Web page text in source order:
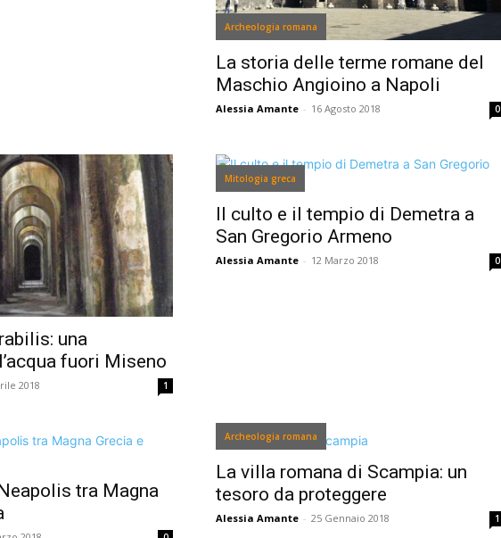
Archeologia romana
La storia delle terme romane del
Maschio Angioino a Napoli
Alessia Amante - 16 Agosto 2018 0
una
fuori Miseno
2018 1
Mitologia greca
Il culto e il tempio di Demetra a
San Gregorio Armeno
Alessia Amante - 12 Marzo 2018 0
tra Magna
Archeologia romana
La villa romana di Scampia: un
tesoro da proteggere
Alessia Amante - 25 Gennaio 2018 1